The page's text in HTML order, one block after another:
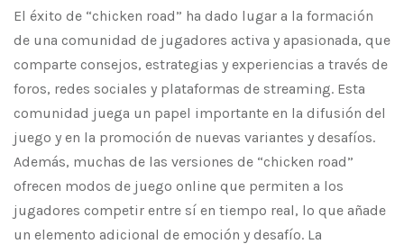
El éxito de “chicken road” ha dado lugar a la formación
de una comunidad de jugadores activa y apasionada, que
comparte consejos, estrategias y experiencias a través de
foros, redes sociales y plataformas de streaming. Esta
comunidad juega un papel importante en la difusión del
juego y en la promoción de nuevas variantes y desafíos.
Además, muchas de las versiones de “chicken road”
ofrecen modos de juego online que permiten a los
jugadores competir entre sí en tiempo real, lo que añade
un elemento adicional de emoción y desafío. La